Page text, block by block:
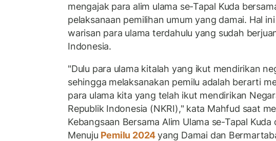
mengajak para alim ulama se-Tapal Kuda
pelaksanaan pemilihan umum yang damai. Hal
warisan para ulama terdahulu yang sudah
Indonesia.
"Dulu para ulama kitalah yang ikut mendirikan
sehingga melaksanakan pemilu adalah berarti
para ulama kita yang telah ikut mendirikan
Republik Indonesia (NKRI)," kata Mahfud saat
Kebangsaan Bersama Alim Ulama se-Tapal
Menuju Pemilu 2024yang Damai dan